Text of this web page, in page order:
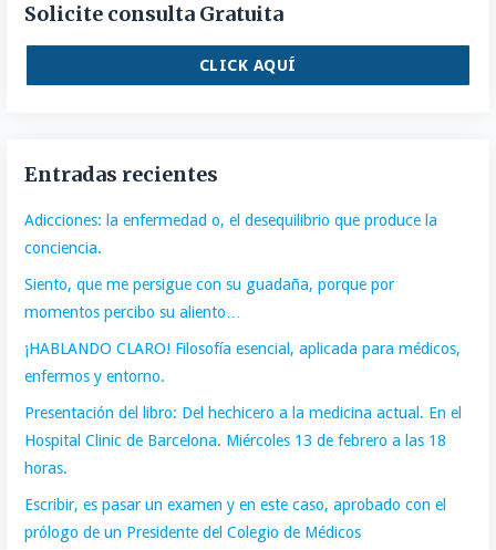
Solicite consulta Gratuita
CLICK AQUÍ
Entradas recientes
Adicciones: la enfermedad o, el desequilibrio que produce la
conciencia.
Siento, que me persigue con su guadaña, porque por
momentos percibo su aliento…
¡HABLANDO CLARO! Filosofía esencial, aplicada para médicos,
enfermos y entorno.
Presentación del libro: Del hechicero a la medicina actual. En el
Hospital Clinic de Barcelona. Miércoles 13 de febrero a las 18
horas.
Escribir, es pasar un examen y en este caso, aprobado con el
prólogo de un Presidente del Colegio de Médicos